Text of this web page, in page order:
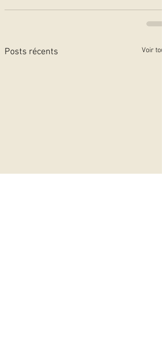
Posts récents Voir tout